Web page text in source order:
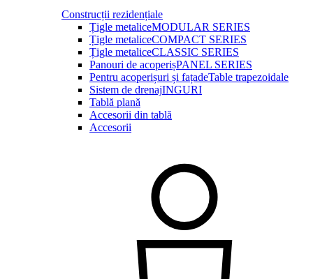
Construcții rezidențiale
Țigle metaliceMODULAR SERIES
Țigle metaliceCOMPACT SERIES
Țigle metaliceCLASSIC SERIES
Panouri de acoperișPANEL SERIES
Pentru acoperișuri și fațadeTable trapezoidale
Sistem de drenajINGURI
Tablă plană
Accesorii din tablă
Accesorii